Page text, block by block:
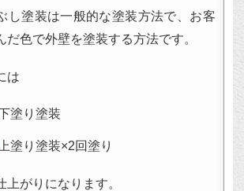
し塗装は一般的な塗装方法で、お客
だ色で外壁を塗装する方法です。
は
塗り塗装
上塗り塗装×2回塗り
上がりになります。